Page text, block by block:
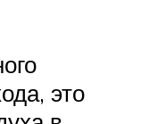
это